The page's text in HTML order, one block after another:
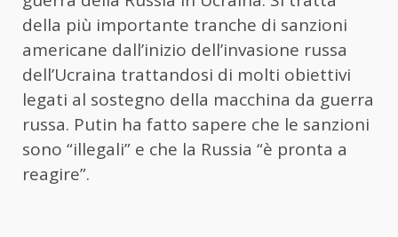
della più importante tranche di sanzioni
americane dall’inizio dell’invasione russa
dell’Ucraina trattandosi di molti obiettivi
legati al sostegno della macchina da guerra
russa. Putin ha fatto sapere che le sanzioni
sono “illegali” e che la Russia “è pronta a
reagire”.